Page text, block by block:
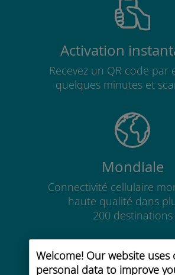
Welcome! Our website uses
personal data to improve
Activation
Recevez un QR code par
quelques minutes et
Mondiale
Connectivité cellulaire
haute qualité dans
200 destinations